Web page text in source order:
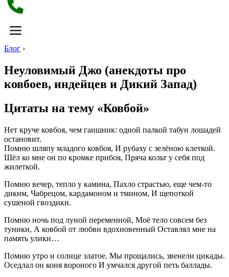
Блог ›
Неуловимый Джо (анекдоты про
ковбоев, индейцев и Дикий Запад)
Цитаты на тему «Ковбой»
Нет круче ковбоя, чем гаишник: одной палкой табун лошадей
остановит.
Помню шляпу младого ковбоя, И рубаху с зелёною клеткой.
Шёл ко мне он по кромке прибоя, Пряча кольт у себя под
жилеткой.
Помню вечер, тепло у камина, Пахло страстью, еще чем-то
диким, Чабрецом, кардамоном и тмином, И щепоткой
сушеной гвоздики.
Помню ночь под луной переменной, Моё тело совсем без
туники, А ковбой от любви вдохновенный Оставлял мне на
память улики…
Помню утро и солнце златое. Мы прощались, звенели цикады.
Оседлал он коня вороного И умчался другой петь баллады.